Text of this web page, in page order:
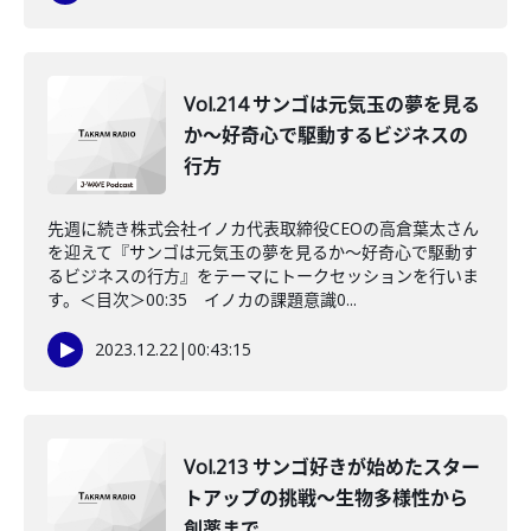
Vol.214 サンゴは元気玉の夢を見る
か〜好奇心で駆動するビジネスの
行方
先週に続き株式会社イノカ代表取締役CEOの高倉葉太さん
を迎えて『サンゴは元気玉の夢を見るか〜好奇心で駆動す
るビジネスの行方』をテーマにトークセッションを行いま
す。＜目次＞00:35 イノカの課題意識0...
2023.12.22|00:43:15
Vol.213 サンゴ好きが始めたスター
トアップの挑戦〜生物多様性から